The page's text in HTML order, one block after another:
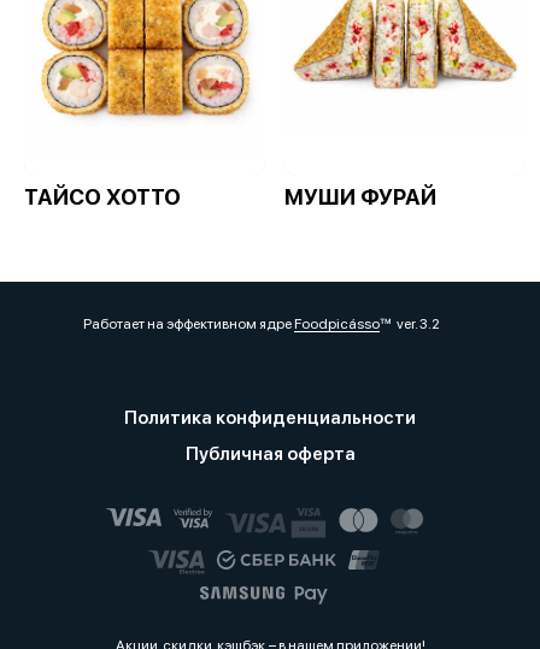
ТАЙСО ХОТТО МУШИ ФУРАЙ
Работает на эффективном ядреFoodpicássover. 3.2
Политика конфиденциальности
Публичная оферта
Акции, скидки, кэшбэк − в нашем приложении!